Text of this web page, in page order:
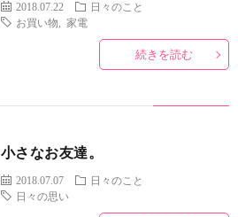
2018.07.22
日々のこと
お買い物
家電
続きを読む
小さなお友達。
2018.07.07
日々のこと
日々の思い